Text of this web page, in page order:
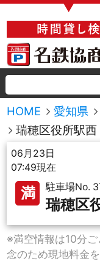
▼
HOME 愛知県
瑞穂区役所駅西
06月23日
07:49現在
満 駐車場No.
瑞穂区
※満空情報は10分ご
念のため現地料金